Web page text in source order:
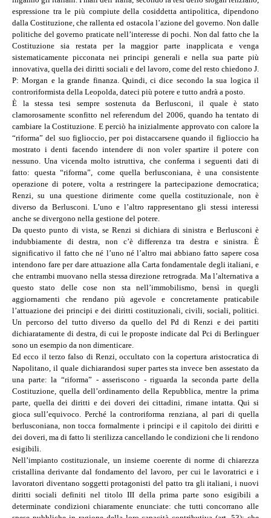
espressione tra le più compiute della cosiddetta antipolitica, dipendono
dalla Costituzione, che rallenta ed ostacola l’azione del governo. Non dalle
politiche del governo praticate nell’interesse di pochi. Non dal fatto che la
Costituzione sia restata per la maggior parte inapplicata e venga
sistematicamente picconata nei principi generali e nella sua parte più
innovativa, quella dei diritti sociali e del lavoro, come del resto chiedono J.
P: Morgan e la grande finanza. Quindi, ci dice secondo la sua logica il
controriformista della Leopolda, dateci più potere e tutto andrà a posto.
È la stessa tesi sempre sostenuta da Berlusconi, il quale è stato
clamorosamente sconfitto nel referendum del 2006, quando ha tentato di
cambiare la Costituzione. E perciò ha inizialmente approvato con calore la
“riforma” del suo figlioccio, per poi distaccarsene quando il figlioccio ha
mostrato i denti facendo intendere di non voler spartire il potere con
nessuno. Una vicenda molto istruttiva, che conferma i seguenti dati di
fatto: questa “riforma”, come quella berlusconiana, è una consistente
operazione di potere, volta a restringere la partecipazione democratica;
Renzi, su una questione dirimente come quella costituzionale, non è
diverso da Berlusconi. L’uno e l’altro rappresentano gli stessi interessi
anche se divergono nella gestione del potere.
Da questo punto di vista, se Renzi si dichiara di sinistra e Berlusconi è
indubbiamente di destra, non c’è differenza tra destra e sinistra. È
significativo il fatto che né l’uno né l’altro mai abbiano fatto sapere cosa
intendono fare per dare attuazione alla Carta fondamentale degli italiani, e
che entrambi muovano nella stessa direzione retrograda. Ma l’alternativa a
questo stato delle cose non sta nell’immobilismo, bensì in quegli
aggiornamenti che rendano più agevole e concretamente praticabile
l’attuazione dei principi e dei diritti costituzionali, civili, sociali, politici.
Un percorso del tutto diverso da quello del Pd di Renzi e dei partiti
dichiaratamente di destra, di cui le proposte indicate dal Pci di Berlinguer
sono un esempio da non dimenticare.
Ed ecco il terzo falso di Renzi, occultato con la copertura aristocratica di
Napolitano, il quale dichiarandosi super partes sta invece ben assestato da
una parte: la “riforma” - asseriscono - riguarda la seconda parte della
Costituzione, quella dell’ordinamento della Repubblica, mentre la prima
parte, quella dei diritti e dei doveri dei cittadini, rimane intatta. Qui si
gioca sull’equivoco. Perché la controriforma renziana, al pari di quella
berlusconiana, non tocca formalmente i principi e il capitolo dei diritti e
dei doveri, ma di fatto li sterilizza cancellando le condizioni che li rendono
esigibili.
Nell’impianto costituzionale, un insieme coerente di norme di chiarezza
cristallina derivante dal fondamento del lavoro, per cui le lavoratrici e i
lavoratori diventano soggetti protagonisti del patto tra gli italiani, i nuovi
diritti sociali definiti nel titolo III della prima parte sono esigibili a
determinate condizioni chiaramente enunciate: che tutti concorrano alle